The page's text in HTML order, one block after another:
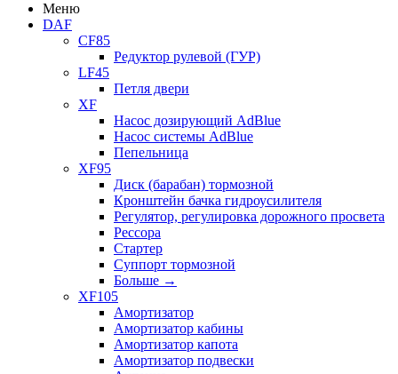
Меню
DAF
CF85
Редуктор рулевой (ГУР)
LF45
Петля двери
XF
Насос дозирующий AdBlue
Насос системы AdBlue
Пепельница
XF95
Диск (барабан) тормозной
Кронштейн бачка гидроусилителя
Регулятор, регулировка дорожного просвета
Рессора
Стартер
Суппорт тормозной
Больше →
XF105
Амортизатор
Амортизатор кабины
Амортизатор капота
Амортизатор подвески